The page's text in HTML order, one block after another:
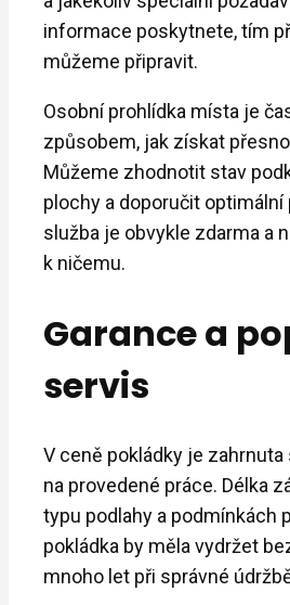
informace poskytnete, tím
můžeme připravit.
Osobní prohlídka místa je
způsobem, jak získat
Můžeme zhodnotit stav
plochy a doporučit optimální
služba je obvykle zdarma a
k ničemu.
Garance a
servis
V ceně pokládky je
na provedené práce. Délka
typu podlahy a podmínkách
pokládka by měla vydržet
mnoho let při správné